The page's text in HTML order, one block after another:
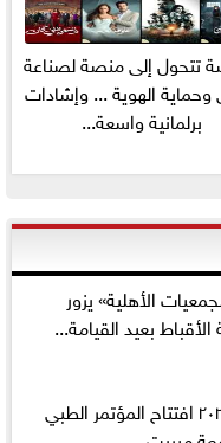
تتحول إلى منصة لصناعة
وحماية الهوية ... وإشادات
برلمانية واسعة...
الأهلية» يزور
بعيد القيامة...
غدا الأحد ٢٦ أبريل ٢٠٢٦ افتتاح المؤتمر الطبي